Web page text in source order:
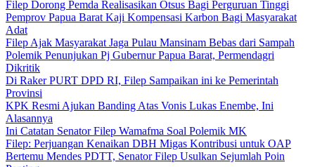
Filep Dorong Pemda Realisasikan Otsus Bagi Perguruan Tinggi
Pemprov Papua Barat Kaji Kompensasi Karbon Bagi Masyarakat
Adat
Filep Ajak Masyarakat Jaga Pulau Mansinam Bebas dari Sampah
Polemik Penunjukan Pj Gubernur Papua Barat, Permendagri
Dikritik
Di Raker PURT DPD RI, Filep Sampaikan ini ke Pemerintah
Provinsi
KPK Resmi Ajukan Banding Atas Vonis Lukas Enembe, Ini
Alasannya
Ini Catatan Senator Filep Wamafma Soal Polemik MK
Filep: Perjuangan Kenaikan DBH Migas Kontribusi untuk OAP
Bertemu Mendes PDTT, Senator Filep Usulkan Sejumlah Poin